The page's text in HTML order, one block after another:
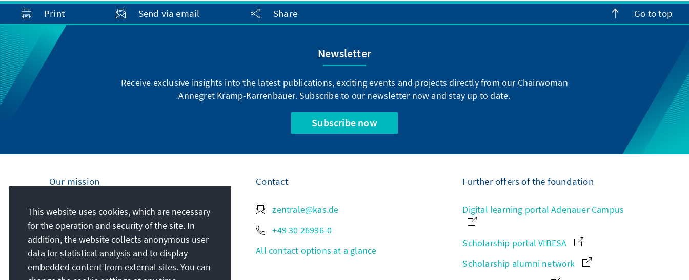
Print Send via email Share Go to top
Newsletter
Receive exclusive insights into the latest publications, exciting events and projects directly from our Chairwoman
Annegret Kramp-Karrenbauer. Subscribe to our newsletter now and stay up to date.
Subscribe now
Our mission
Nationally and internationally, the Konrad
Adenauer Foundation is committed to
achieving and maintaining peace, freedom
and justice through political education. We
promote and preserve free democracy, the
social market economy, and the
Contact
zentrale@kas.de
+49 30 26996-0
All contact options at a glance
Further offers of the foundation
Digital learning portal Adenauer Campus
Scholarship portal VIBESA
Scholarship alumni network
This website uses cookies, which are necessary
for the operation and security of the site. In
addition, the website collects anonymous user
data for statistical analysis and to display
embedded content from external sites. You can